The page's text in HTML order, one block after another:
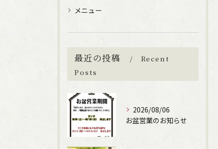
メニュー
最近の投稿
Recent
Posts
2026/08/06
お盆営業のお知らせ